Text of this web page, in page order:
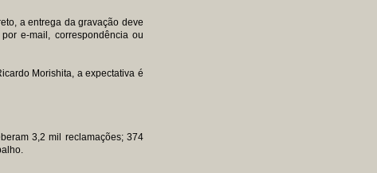
a entrega da gravação deve
e-mail, correspondência ou
Morishita, a expectativa é
3,2 mil reclamações; 374